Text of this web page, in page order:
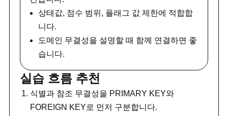
상태값, 점수 범위, 플래그 값 제한에 적합합
니다.
도메인 무결성을 설명할 때 함께 연결하면 좋
습니다.
실습 흐름 추천
식별과 참조 무결성을 PRIMARY KEY와
FOREIGN KEY로 먼저 구분합니다.